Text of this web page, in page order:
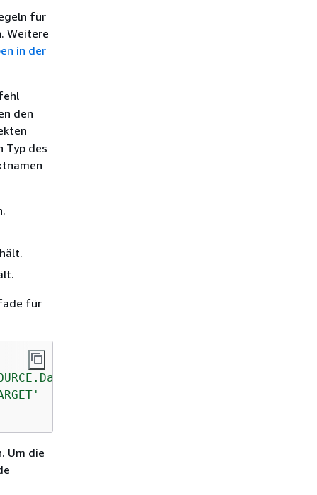
für
Weitere
in der
den
Typ des
für
Um die